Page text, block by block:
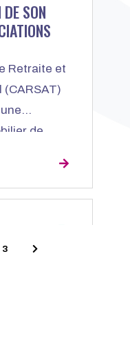
SON
Retraite et
(CARSAT)
de
3 Page suivante